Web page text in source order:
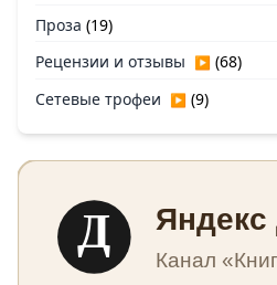
Проза (19)
Рецензии и отзывы ▶ (68)
Сетевые трофеи ▶ (9)
Д Яндекс
Канал